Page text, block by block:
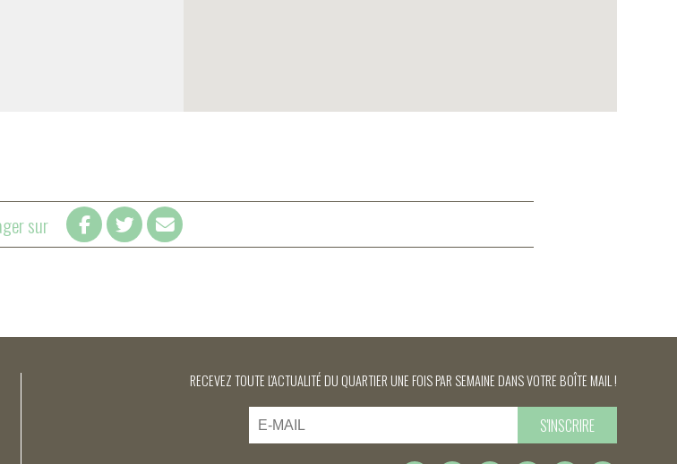
sur
RECEVEZ TOUTE L'ACTUALITÉ DU QUARTIER UNE FOIS PAR SEMAINE DANS VOTRE BOÎTE MAIL !